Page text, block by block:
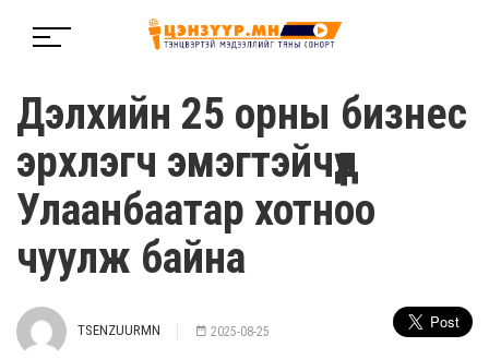
Дэлхийн 25 орны бизнес
эрхлэгч эмэгтэйчүүд
Улаанбаатар хотноо
чуулж байна
TSENZUURMN 2025-08-25